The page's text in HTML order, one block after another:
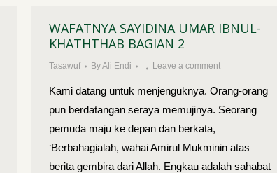
WAFATNYA SAYIDINA UMAR IBNUL-
KHATHTHAB BAGIAN 2
Tasawuf ByAli Endi Leave a comment
Kami datang untuk menjenguknya. Orang-orang
pun berdatangan seraya memujinya. Seorang
pemuda maju ke depan dan berkata,
‘Berbahagialah, wahai Amirul Mukminin atas
berita gembira dari Allah. Engkau adalah sahabat